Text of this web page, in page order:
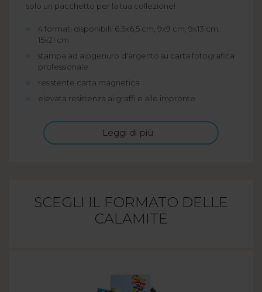
solo un pacchetto per la tua collezione!
4 formati disponibili: 6,5x6,5 cm, 9x9 cm, 9x13 cm,
15x21 cm
stampa ad alogenuro d'argento su carta fotografica
professionale
resistente carta magnetica
elevata resistenza ai graffi e alle impronte
Leggi di più
SCEGLI IL FORMATO DELLE
CALAMITE